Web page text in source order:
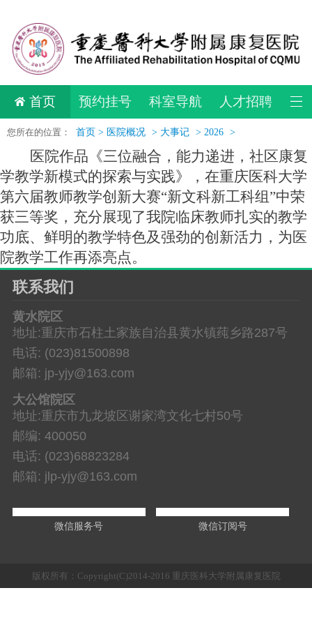
首页 预约挂号 科室导航 人才招聘
您所在的位置： 首页 > 医院概况 > 大事记 > 2026 >
医院作品《三位融合，能力递进，社区康复
学教学新模式的探索与实践》， 在重庆医科大学
第六届教师教学创新大赛“新文科新工科组”中荣
获三等奖 ，充分展现了我院临床教师扎实的教学
功底、鲜明的教学特色及强劲的创新活力，为医
院教学工作再添亮点。
联系我们
黄水院区
地址:重庆市石柱土家族自治县黄水镇莼乡路287号
电话: (023)81500898
邮箱: jp-yjy@163.com
大公馆院区
地址:重庆市九龙坡区谢家湾文化七村50号
邮编: 400050
电话: (023)68823284
邮箱: jlp-yjy@163.com
微信服务号 微信订阅号
版权所有：Copyright(C)2014-2016 重庆医科大学附属康复医院